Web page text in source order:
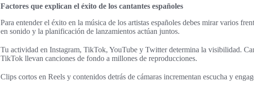
Factores que explican el éxito de los cantantes españoles
Para entender el éxito en la música de los artistas españoles debes mirar varios
en sonido y la planificación de lanzamientos actúan juntos.
Tu actividad en Instagram, TikTok, YouTube y Twitter determina la visibilidad.
TikTok llevan canciones de fondo a millones de reproducciones.
Clips cortos en Reels y contenidos detrás de cámaras incrementan escucha y